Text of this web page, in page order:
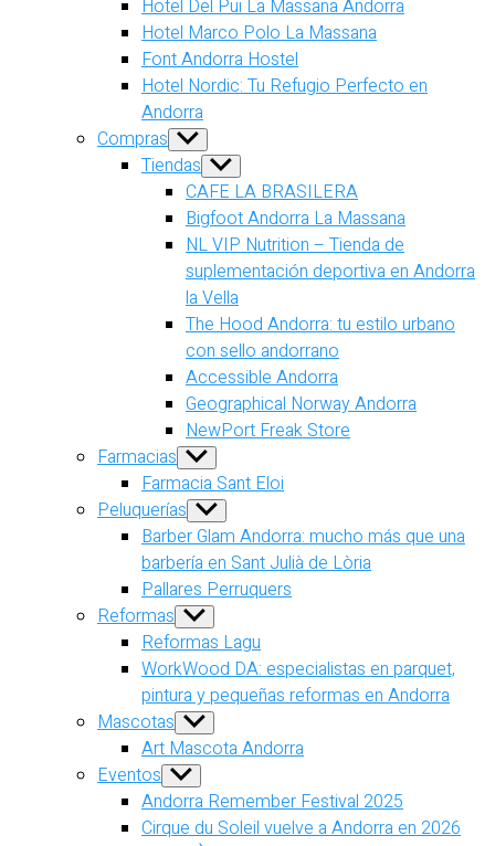
Hotel Del Pui La Massana Andorra
Hotel Marco Polo La Massana
Font Andorra Hostel
Hotel Nordic: Tu Refugio Perfecto en
Andorra
Compras Show
sub
menu
Tiendas Show
sub
menu
CAFE LA BRASILERA
Bigfoot Andorra La Massana
NL VIP Nutrition – Tienda de
suplementación deportiva en Andorra
la Vella
The Hood Andorra: tu estilo urbano
con sello andorrano
Accessible Andorra
Geographical Norway Andorra
NewPort Freak Store
Farmacias Show
sub
menu
Farmacia Sant Eloi
Peluquerías Show
sub
menu
Barber Glam Andorra: mucho más que una
barbería en Sant Julià de Lòria
Pallares Perruquers
Reformas Show
sub
menu
Reformas Lagu
WorkWood DA: especialistas en parquet,
pintura y pequeñas reformas en Andorra
Mascotas Show
sub
menu
Art Mascota Andorra
Eventos Show
sub
menu
Andorra Remember Festival 2025
Cirque du Soleil vuelve a Andorra en 2026